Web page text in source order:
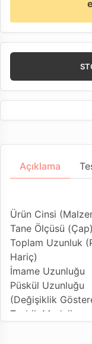
Açıklama
Ürün Cinsi
Tane Ölçüsü (Çap)
Toplam Uzunluk
Hariç)
İmame Uzunluğu
Püskül Uzunluğu
(Değişiklik
Tesbih Modeli